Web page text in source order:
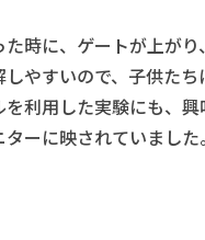
時に、ゲートが上が
やすいので、子供た
利用した実験にも、興
ーに映されていまし